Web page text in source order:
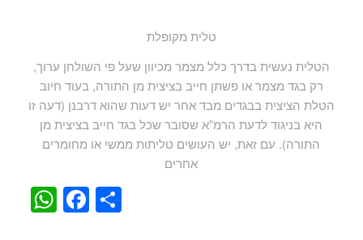
טלית מקופלת
הטלית נעשית בדרך כלל מצמר מכיוון שעל פי השולחן ערוך,
רק בגד מצמר או פשתן חייב בציצית מן התורה, בעוד חיוב
הטלת הציצית בבגדים מבד אחר יש דעות שהוא דרבנן (דעה זו
היא בניגוד לדעת הרמ”א שסובר שכל בגד חייב בציצית מן
התורה). עם זאת, יש העושים טליתות ממשי או מחומרים
אחרים
WhatsApp
Facebook
Share